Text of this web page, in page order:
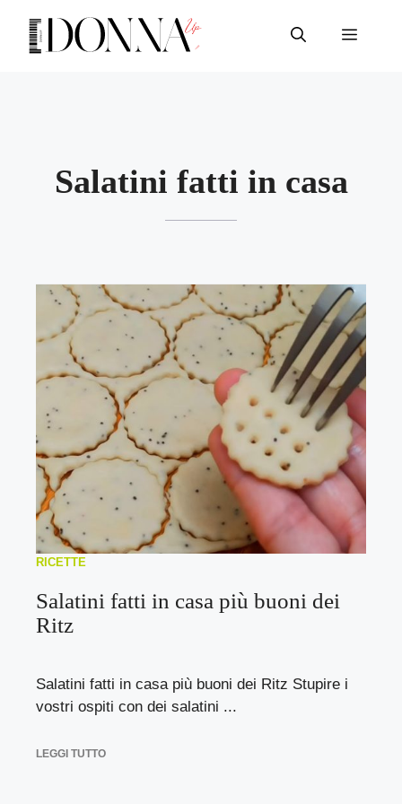
contenuto
Menu
Salatini fatti in casa
RICETTE
Salatini fatti in casa più buoni dei
Ritz
Salatini fatti in casa più buoni dei Ritz Stupire i
vostri ospiti con dei salatini ...
LEGGI TUTTO